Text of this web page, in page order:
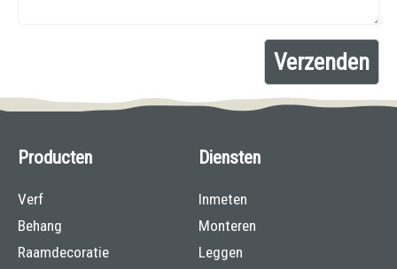
Producten
Verf
Behang
Raamdecoratie
Diensten
Inmeten
Monteren
Leggen